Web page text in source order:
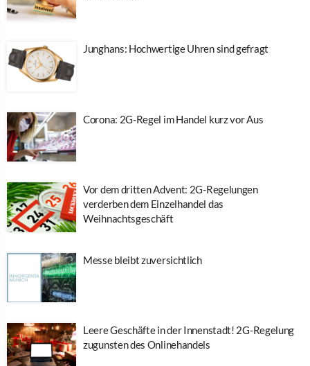
Junghans: Hochwertige Uhren sind gefragt
Corona: 2G-Regel im Handel kurz vor Aus
Vor dem dritten Advent: 2G-Regelungen
verderben dem Einzelhandel das
Weihnachtsgeschäft
Messe bleibt zuversichtlich
Leere Geschäfte in der Innenstadt! 2G-Regelung
zugunsten des Onlinehandels